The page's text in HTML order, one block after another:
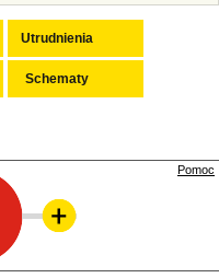
Utrudnienia
Schematy
Pomoc